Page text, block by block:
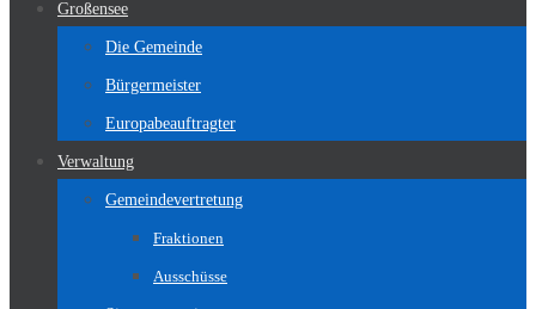
Großensee
Die Gemeinde
Bürgermeister
Europabeauftragter
Verwaltung
Gemeindevertretung
Fraktionen
Ausschüsse